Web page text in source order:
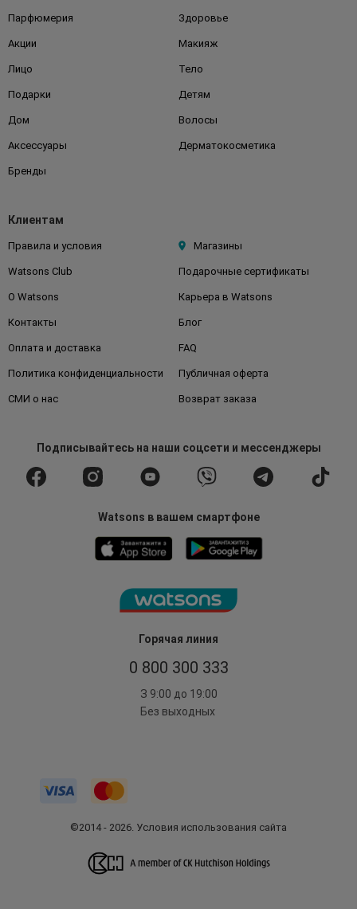
Горячая линия
0 800 300 333
З 9:00 до 19:00
Без выходных
Парфюмерия Здоровье
Акции Макияж
Лицо Тело
Подарки Детям
Дом Волосы
Аксессуары Дерматокосметика
Бренды
Клиентам
Правила и условия Магазины
Watsons Club Подарочные сертификаты
О Watsons Карьера в Watsons
Контакты Блог
Оплата и доставка FAQ
Политика конфиденциальности Публичная оферта
СМИ о нас Возврат заказа
Подписывайтесьна наши соцсети и мессенджеры
Watsons в вашем смартфоне
©2014 - 2026. Условия использования сайта